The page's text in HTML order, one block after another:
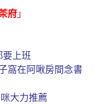
府 」
要上班
窩在阿啾房間念書
大力推薦